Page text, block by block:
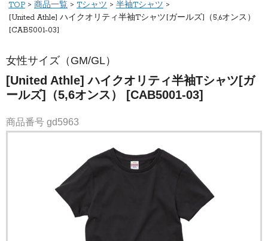
TOP 商品一覧 Tシャツ
半袖Tシャツ
[United Athle] ハイクオリティ半袖Tシャツ[ガールズ]（5,6オンス）
[CAB5001-03]
女性サイズ（GM/GL）
[United Athle] ハイクオリティ半袖Tシャツ[ガ
ールズ]（5,6オンス） [CAB5001-03]
商品番号 gd5963